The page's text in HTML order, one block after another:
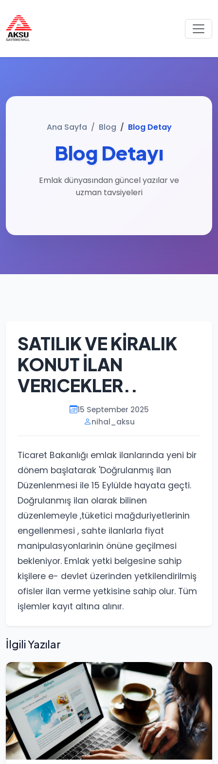
Ana Sayfa Blog Blog Detay
Blog Detayı
Emlak dünyasından güncel yazılar ve
uzman tavsiyeleri
SATILIK VE KİRALIK
KONUT İLAN
VERICEKLER..
15 September 2025
nihal_aksu
Ticaret Bakanlığı emlak ilanlarında yeni bir
dönem başlatarak 'Doğrulanmış ilan
Düzenlenmesi ile 15 Eylülde hayata geçti.
Doğrulanmış ilan olarak bilinen
düzenlemeyle ,tüketici mağduriyetlerinin
engellenmesi , sahte ilanlarla fiyat
manipulasyonlarinin önüne geçilmesi
bekleniyor. Emlak yetki belgesine sahip
kişilere e- devlet üzerinden yetkilendirilmiş
ofisler ilan verme yetkisine sahip olur. Tüm
işlemler kayıt altına alınır.
İlgili Yazılar